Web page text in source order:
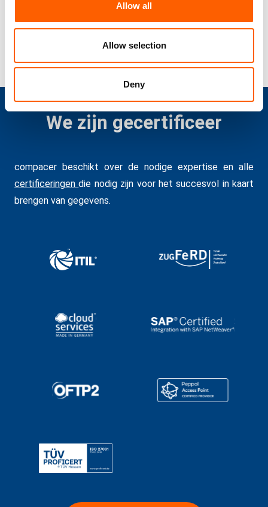
Allow all
Allow selection
Deny
We zijn gecertificeer
compacer beschikt over de nodige expertise en alle
certificeringendie nodig zijn voor het succesvol in kaart
brengen van gegevens.